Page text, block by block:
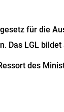
für die
Das LGL
des